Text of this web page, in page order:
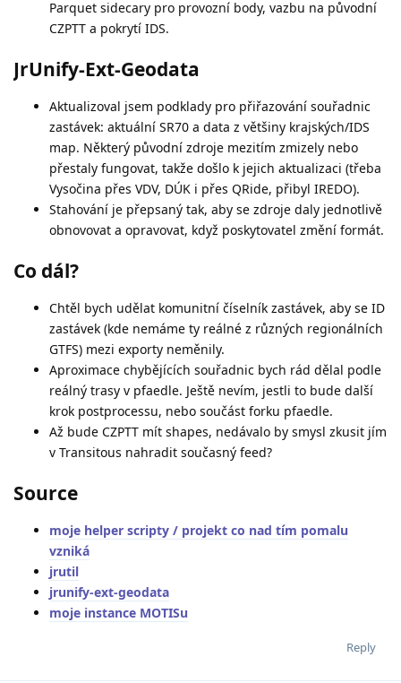
Parquet sidecary pro provozní body, vazbu na původní
CZPTT a pokrytí IDS.
JrUnify-Ext-Geodata
Aktualizoval jsem podklady pro přiřazování souřadnic
zastávek: aktuální SR70 a data z většiny krajských/IDS
map. Některý původní zdroje mezitím zmizely nebo
přestaly fungovat, takže došlo k jejich aktualizaci (třeba
Vysočina přes VDV, DÚK i přes QRide, přibyl IREDO).
Stahování je přepsaný tak, aby se zdroje daly jednotlivě
obnovovat a opravovat, když poskytovatel změní formát.
Co dál?
Chtěl bych udělat komunitní číselník zastávek, aby se ID
zastávek (kde nemáme ty reálné z různých regionálních
GTFS) mezi exporty neměnily.
Aproximace chybějících souřadnic bych rád dělal podle
reálný trasy v pfaedle. Ještě nevím, jestli to bude další
krok postprocessu, nebo součást forku pfaedle.
Až bude CZPTT mít shapes, nedávalo by smysl zkusit jím
v Transitous nahradit současný feed?
Source
moje helper scripty / projekt co nad tím pomalu
vzniká
jrutil
jrunify-ext-geodata
moje instance MOTISu
Reply